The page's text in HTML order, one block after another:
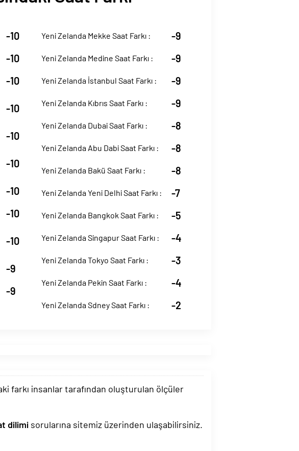
-10
-10
-10
-10
-10
-10
-10
-10
-10
-9
-9
Yeni Zelanda Mekke Saat Farkı : -9
Yeni Zelanda Medine Saat Farkı : -9
Yeni Zelanda İstanbul Saat Farkı : -9
Yeni Zelanda Kıbrıs Saat Farkı : -9
Yeni Zelanda Dubai Saat Farkı : -8
Yeni Zelanda Abu Dabi Saat Farkı : -8
Yeni Zelanda Bakü Saat Farkı : -8
Yeni Zelanda Yeni Delhi Saat Farkı : -7
Yeni Zelanda Bangkok Saat Farkı : -5
Yeni Zelanda Singapur Saat Farkı : -4
Yeni Zelanda Tokyo Saat Farkı : -3
Yeni Zelanda Pekin Saat Farkı : -4
Yeni Zelanda Sdney Saat Farkı : -2
farkı insanlar tarafından oluşturulan ölçüler
dilimi sorularına sitemiz üzerinden ulaşabilirsiniz.